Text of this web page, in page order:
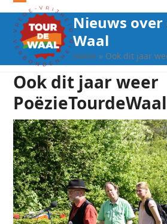
Open
mobile
menu
Close
mobile
menu
Nieuws over
Waal
Home » Ook dit jaar
Ook dit jaar weer
PoëzieTourdeWaal